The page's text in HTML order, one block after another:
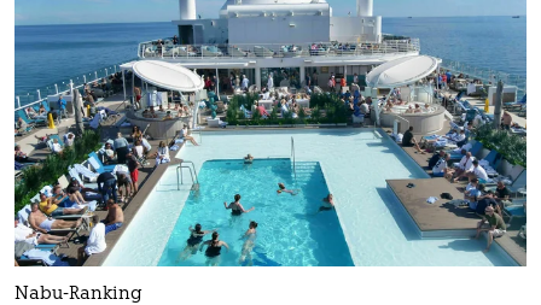
Nabu-Ranking